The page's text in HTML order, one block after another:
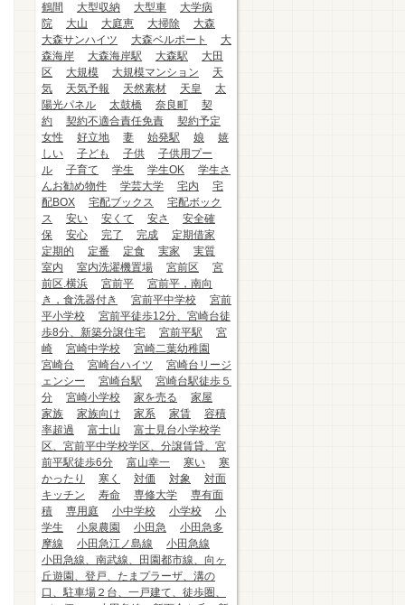
鶴間
大型収納 大型車
大学病
院
大山 大庭恵 大掃除
大森
大森サンハイツ
大森ベルポート
大
森海岸
大森海岸駅 大森駅
大田
区
大規模 大規模マンション
天
気
天気予報 天然素材 天皇
太
陽光パネル
太鼓橋 奈良町
契
約
契約不適合責任免責
契約予定
女性
好立地 妻 始発駅 娘
嬉
しい
子ども 子供
子供用プー
ル
子育て 学生 学生OK
学生さ
んお勧め物件
学芸大学 宅内
宅
配BOX
宅配ブックス
宅配ボック
ス
安い 安くて 安さ
安全確
保
安心 完了 完成
定期借家
定期的
定番 定食 実家
実質
室内
室内洗濯機置場 宮前区
宮
前区.横浜
宮前平
宮前平，南向
き，食洗器付き
宮前平中学校
宮前
平小学校
宮前平徒歩12分、宮崎台徒
歩8分、新築分譲住宅
宮前平駅
宮
崎
宮崎中学校
宮崎二葉幼稚園
宮崎台
宮崎台ハイツ
宮崎台リージ
ェンシー
宮崎台駅
宮崎台駅徒歩５
分
宮崎小学校 家を売る
家屋
家族
家族向け 家系 家賃
容積
率超過
富士山
富士見台小学校学
区、宮前平中学校学区、分譲賃貸、宮
前平駅徒歩6分
富山幸一 寒い
寒
かったり
寒く 対価 対象
対面
キッチン
寿命 専修大学
専有面
積
専用庭 小中学校 小学校
小
学生
小泉農園 小田急
小田急多
摩線
小田急江ノ島線
小田急線
小田急線、南武線、田園都市線、向ヶ
丘遊園、登戸、たまプラーザ、溝の
口、駐車場２台、一戸建て、徒歩圏、